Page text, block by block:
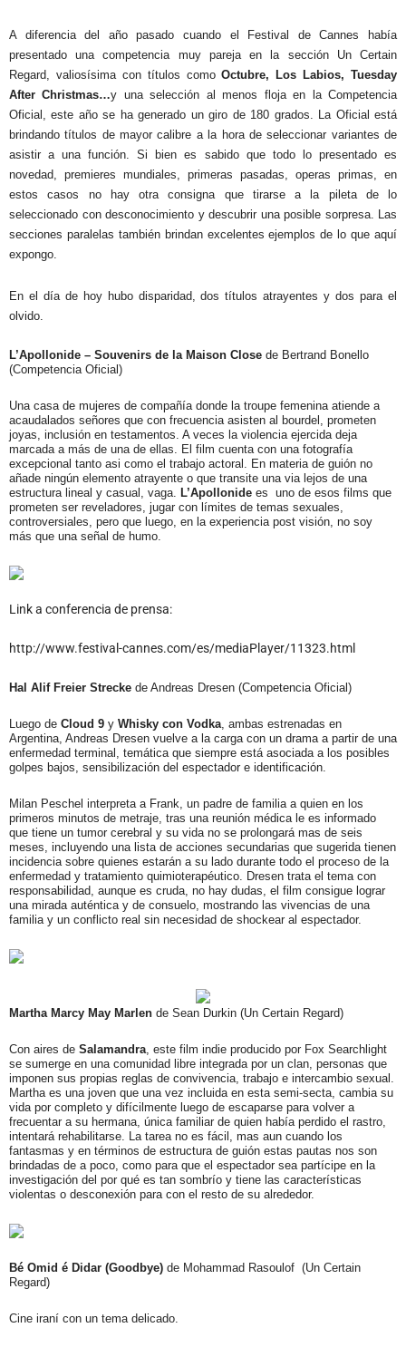
A diferencia del año pasado cuando el Festival de Cannes había
presentado una competencia muy pareja en la sección Un Certain
Regard, valiosísima con títulos comoOctubre, Los Labios, Tuesday
After Christmas…y una selección al menos floja en la Competencia
Oficial, este año se ha generado un giro de 180 grados. La Oficial está
brindando títulos de mayor calibre a la hora de seleccionar variantes de
asistir a una función. Si bien es sabido que todo lo presentado es
novedad, premieres mundiales, primeras pasadas, operas primas, en
estos casos no hay otra consigna que tirarse a la pileta de lo
seleccionado con desconocimiento y descubrir una posible sorpresa. Las
secciones paralelas también brindan excelentes ejemplos de lo que aquí
expongo.
En el día de hoy hubo disparidad, dos títulos atrayentes y dos para el
olvido.
L’Apollonide – Souvenirs de la Maison Close de Bertrand Bonello
(Competencia Oficial)
Una casa de mujeres de compañía donde la troupe femenina atiende a
acaudalados señores que con frecuencia asisten al bourdel, prometen
joyas, inclusión en testamentos. A veces la violencia ejercida deja
marcada a más de una de ellas. El film cuenta con una fotografía
excepcional tanto asi como el trabajo actoral. En materia de guión no
añade ningún elemento atrayente o que transite una via lejos de una
estructura lineal y casual, vaga. L’Apollonide es uno de esos films que
prometen ser reveladores, jugar con límites de temas sexuales,
controversiales, pero que luego, en la experiencia post visión, no soy
más que una señal de humo.
Link a conferencia de prensa:
http://www.festival-cannes.com/es/mediaPlayer/11323.html
Hal Alif Freier Strecke de Andreas Dresen (Competencia Oficial)
Luego de Cloud 9 y Whisky con Vodka , ambas estrenadas en
Argentina, Andreas Dresen vuelve a la carga con un drama a partir de una
enfermedad terminal, temática que siempre está asociada a los posibles
golpes bajos, sensibilización del espectador e identificación.
Milan Peschel interpreta a Frank, un padre de familia a quien en los
primeros minutos de metraje, tras una reunión médica le es informado
que tiene un tumor cerebral y su vida no se prolongará mas de seis
meses, incluyendo una lista de acciones secundarias que sugerida tienen
incidencia sobre quienes estarán a su lado durante todo el proceso de la
enfermedad y tratamiento quimioterapéutico. Dresen trata el tema con
responsabilidad, aunque es cruda, no hay dudas, el film consigue lograr
una mirada auténtica y de consuelo, mostrando las vivencias de una
familia y un conflicto real sin necesidad de shockear al espectador.
Martha Marcy May Marlen de Sean Durkin (Un Certain Regard)
Con aires de Salamandra , este film indie producido por Fox Searchlight
se sumerge en una comunidad libre integrada por un clan, personas que
imponen sus propias reglas de convivencia, trabajo e intercambio sexual.
Martha es una joven que una vez incluida en esta semi-secta, cambia su
vida por completo y difícilmente luego de escaparse para volver a
frecuentar a su hermana, única familiar de quien había perdido el rastro,
intentará rehabilitarse. La tarea no es fácil, mas aun cuando los
fantasmas y en términos de estructura de guión estas pautas nos son
brindadas de a poco, como para que el espectador sea partícipe en la
investigación del por qué es tan sombrío y tiene las características
violentas o desconexión para con el resto de su alrededor.
Bé Omid é Didar (Goodbye) de Mohammad Rasoulof (Un Certain
Regard)
Cine iraní con un tema delicado.